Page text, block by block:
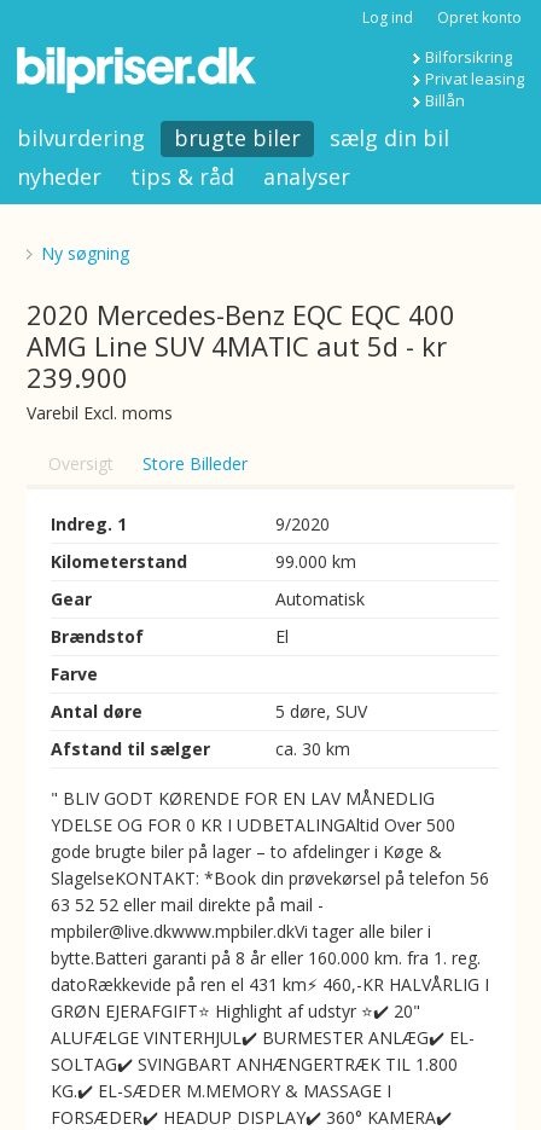
Log ind Opret konto
Bilforsikring
Privat leasing
Billån
bilvurdering brugte biler
sælg din bil
nyheder
tips & råd analyser
Ny søgning
2020 Mercedes-Benz EQC EQC 400
AMG Line SUV 4MATIC aut 5d - kr
239.900
Varebil Excl. moms
Oversigt Store Billeder
Indreg. 1
9/2020
Kilometerstand
99.000 km
Gear
Automatisk
Brændstof
El
Farve
Antal døre
5 døre, SUV
Afstand til sælger
ca. 30 km
" BLIV GODT KØRENDE FOR EN LAV MÅNEDLIG
YDELSE OG FOR 0 KR I UDBETALINGAltid Over 500
gode brugte biler på lager – to afdelinger i Køge &
SlagelseKONTAKT: *Book din prøvekørsel på telefon 56
63 52 52 eller mail direkte på mail -
mpbiler@live.dkwww.mpbiler.dkVi tager alle biler i
bytte.Batteri garanti på 8 år eller 160.000 km. fra 1. reg.
datoRækkevide på ren el 431 km⚡️ 460,-KR HALVÅRLIG I
GRØN EJERAFGIFT⭐ Highlight af udstyr ⭐✔️ 20"
ALUFÆLGE VINTERHJUL✔️ BURMESTER ANLÆG✔️ EL-
SOLTAG✔️ SVINGBART ANHÆNGERTRÆK TIL 1.800
KG.✔️ EL-SÆDER M.MEMORY & MASSAGE I
FORSÆDER✔️ HEADUP DISPLAY✔️ 360° KAMERA✔️